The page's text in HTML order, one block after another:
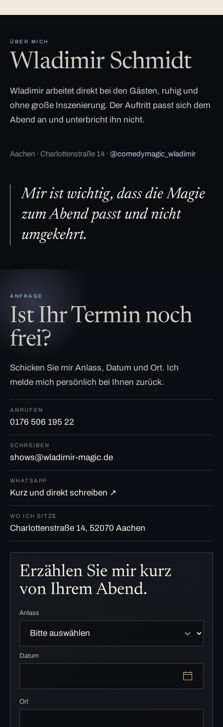
ÜBER MICH
Wladimir Schmidt
Wladimir arbeitet direkt bei den Gästen, ruhig und
ohne große Inszenierung. Der Auftritt passt sich dem
Abend an und unterbricht ihn nicht.
Aachen · Charlottenstraße 14 · @comedymagic_wladimir
Mir ist wichtig, dass die Magie
zum Abend passt und nicht
umgekehrt.
ANFRAGE
Ist Ihr Termin noch
frei?
Schicken Sie mir Anlass, Datum und Ort. Ich
melde mich persönlich bei Ihnen zurück.
ANRUFEN
0176 506 195 22
SCHREIBEN
shows@wladimir-magic.de
WHATSAPP
Kurz und direkt schreiben ↗
WO ICH SITZE
Charlottenstraße 14, 52070 Aachen
Erzählen Sie mir kurz
von Ihrem Abend.
Anlass
Datum
Ort